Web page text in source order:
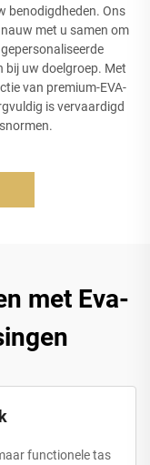
benodigdheden. Ons
met u samen om
bij uw doelgroep. Met
van premium-EVA-
is vervaardigd
met Eva-
functionele tas